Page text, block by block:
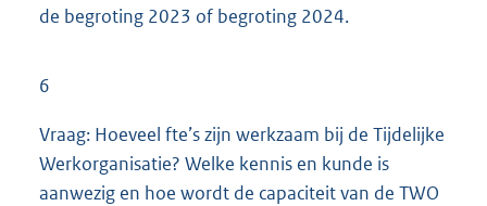
de begroting 2023 of begroting 2024.
6
Vraag: Hoeveel fte’s zijn werkzaam bij de Tijdelijke
Werkorganisatie? Welke kennis en kunde is
aanwezig en hoe wordt de capaciteit van de TWO